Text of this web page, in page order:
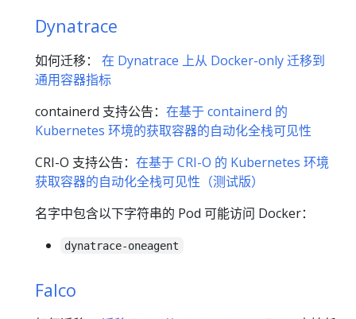
Dynatrace
如何迁移： 在 Dynatrace 上从 Docker-only 迁移到
通用容器指标
containerd 支持公告： 在基于 containerd 的
Kubernetes 环境的获取容器的自动化全栈可见性
CRI-O 支持公告： 在基于 CRI-O 的 Kubernetes 环境
获取容器的自动化全栈可见性（测试版）
名字中包含以下字符串的 Pod 可能访问 Docker：
dynatrace-oneagent
Falco